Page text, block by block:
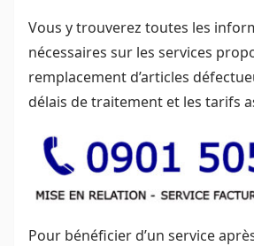
Vous y trouverez toutes les
nécessaires sur les services
remplacement d’articles
délais de traitement et les tarifs
Pour bénéficier d’un service